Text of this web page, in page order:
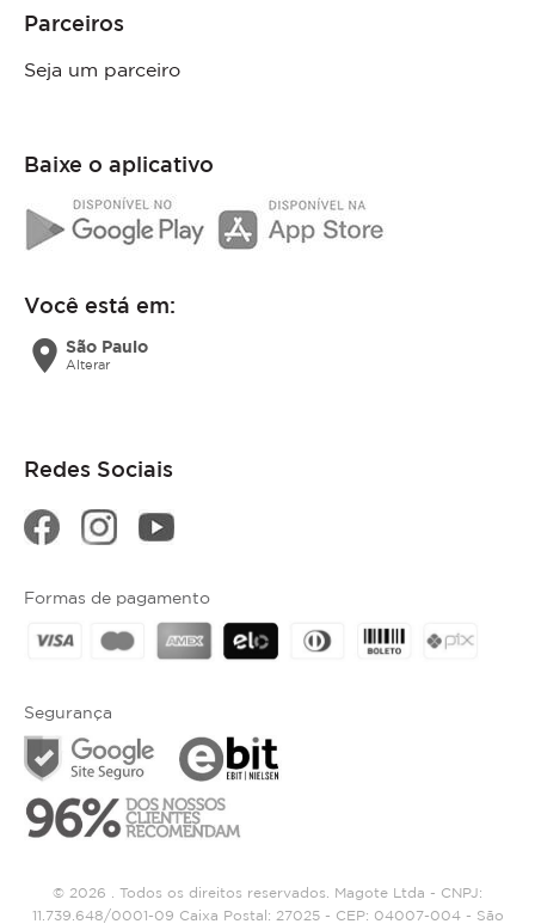
Parceiros
Seja um parceiro
Baixe o aplicativo
Você está em:
location_on São Paulo
Alterar
Redes Sociais
Segurança
Formas de pagamento
© 2026 . Todos os direitos reservados. Magote Ltda - CNPJ:
11.739.648/0001-09 Caixa Postal: 27025 - CEP: 04007-004 - São